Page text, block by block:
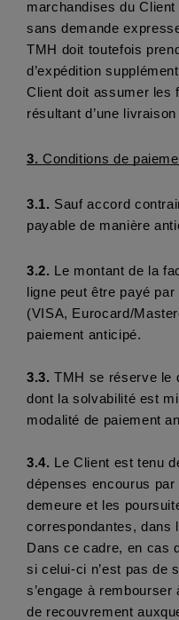
marchandises du
sans demande
TMH doit toutefois
d’expédition
Client doit assumer les
résultant d’une
3. Conditions de
3.1. Sauf accord
payable de manière
3.2.
Le montant de la
ligne peut être payé
(VISA, Eurocard/
paiement anticipé.
3.3. TMH se réserve le
dont la solvabilité est
3.4. Le Client est tenu
dépenses encourus
demeure et les
correspondantes, dans
Dans ce cadre, en cas
si celui-ci n’est pas de
s’engage à
de recouvrement